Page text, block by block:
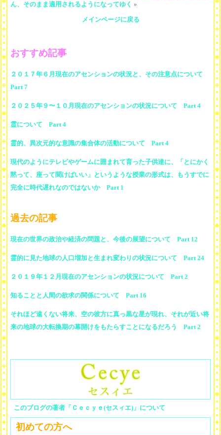
ん、そのまま適用されるようになってゆく »
メインページに戻る
おすすめ記事
２０１７年６月現在のアセンションの状況と、その注意点について
Part 7
２０２５年９〜１０月現在のアセンションの状況について Part 4
霊について Part 4
霊的、異次元的な意識の集合体の活動について Part 4
現代のようにテレビやゲームに囲まれて育った子供達に、「とにかく
黙って、座って聞けばいい」というような授業の形式は、もうすでに
完全に時代遅れなのではないか Part 1
過去の記事
現在の世界の政治や経済の問題と、今後の展望について Part 12
霊的に見た地球の人口増加と生まれ変わりの状況について Part 24
２０１９年１２月現在のアセンションの状況について Part 2
知ることと人間の欲求の関係について Part 16
それほど遠くない将来、空の彼方に真っ黒な星が現れ、それが近い将
来の地球の大転換期の幕開けをもたらすことになるだろう Part 2
このブログの著者「Ｃｅｃｙｅ(セスィエ)」について
初めての方へ